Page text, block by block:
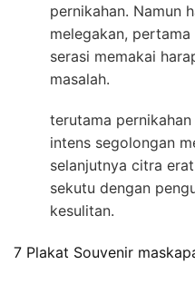
pernikahan. Namun
melegakan,
serasi memakai
masalah.
terutama
intens segolongan
selanjutnya citra
sekutu dengan
kesulitan.
7 Plakat Souvenir